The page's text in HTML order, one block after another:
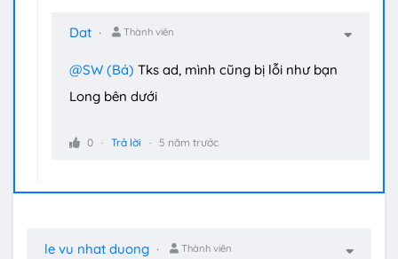
Dat Thành viên
@SW (Bá) Tks ad, mình cũng bị lỗi như bạn
Long bên dưới
0 Trả lời 5 năm trước
le vu nhat duong Thành viên